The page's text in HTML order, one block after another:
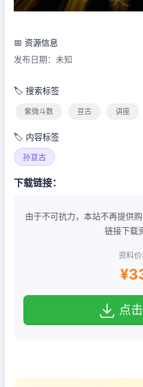
📅 资源信息
发布日期：未知
🏷️ 搜索标签
紫微斗数 亘古 讲座
🏷️ 内容标签
孙亘古
下载链接：
由于不可抗力，本站不再提供
链接下载
资料
点